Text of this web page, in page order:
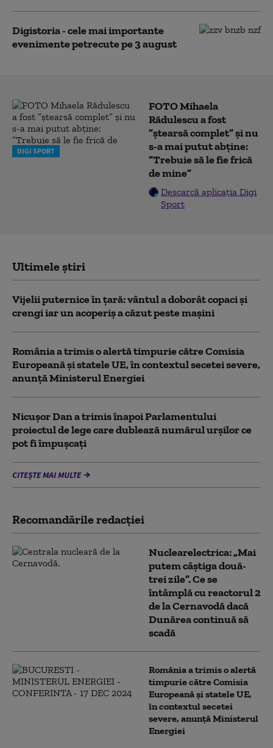
Digistoria - cele mai importante
evenimente petrecute pe 3 august
DIGI SPORT
FOTO Mihaela
Rădulescu a fost
”ștearsă complet” și nu
s-a mai putut abține:
”Trebuie să le fie frică
de mine”
Descarcă aplicația Digi
Sport
Ultimele știri
Vijelii puternice în țară: vântul a doborât copaci și
crengi iar un acoperiș a căzut peste mașini
România a trimis o alertă timpurie către Comisia
Europeană și statele UE, în contextul secetei severe,
anunță Ministerul Energiei
Nicușor Dan a trimis înapoi Parlamentului
proiectul de lege care dublează numărul urșilor ce
pot fi împușcați
CITEȘTE MAI MULTE
Recomandările redacţiei
Nuclearelectrica: „Mai
putem câștiga două-
trei zile”. Ce se
întâmplă cu reactorul 2
de la Cernavodă dacă
Dunărea continuă să
scadă
România a trimis o alertă
timpurie către Comisia
Europeană și statele UE,
în contextul secetei
severe, anunță Ministerul
Energiei